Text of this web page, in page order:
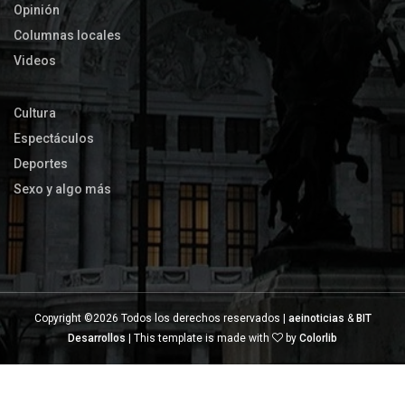
Opinión
Columnas locales
Videos
Cultura
Espectáculos
Deportes
Sexo y algo más
Copyright ©2026 Todos los derechos reservados | aeinoticias & BIT
Desarrollos | This template is made with by Colorlib